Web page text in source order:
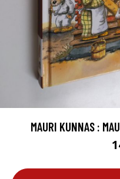
MAURI KUNNAS :